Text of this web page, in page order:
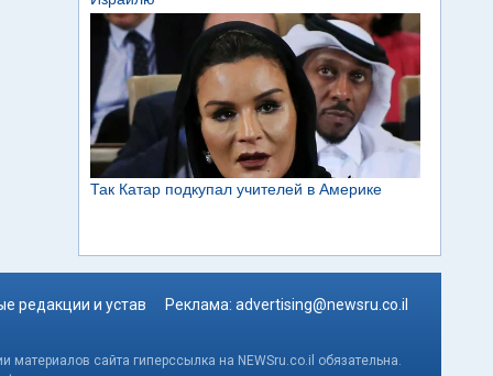
редакции и устав Реклама: advertising@newsru.co.il
сайта гиперссылка на NEWSru.co.il обязательна.